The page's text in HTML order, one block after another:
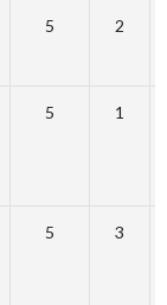
5 2
5 1
5 3